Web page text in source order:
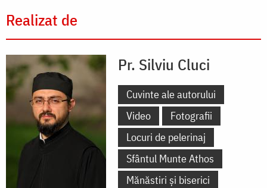
Realizat de
Pr. Silviu Cluci
Cuvinte ale autorului
Video
Fotografii
Locuri de pelerinaj
Sfântul Munte Athos
Mănăstiri și biserici